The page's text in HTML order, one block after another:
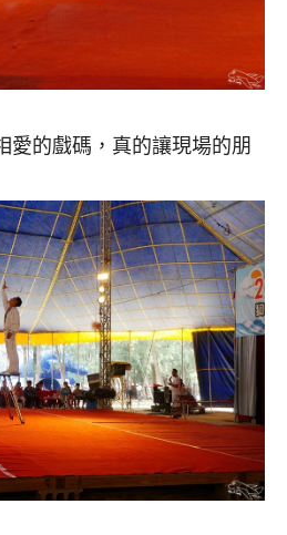
愛的戲碼，真的讓現場的朋